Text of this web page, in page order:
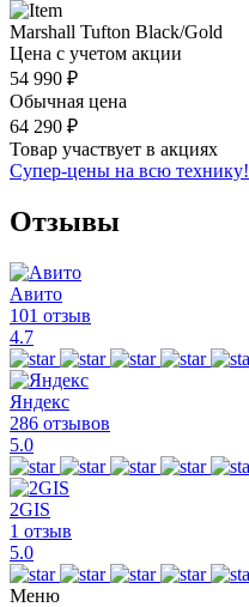
Marshall Tufton Black/Gold
Цена с учетом акции
54 990 ₽
Обычная цена
64 290 ₽
Товар участвует в акциях
Супер-цены на всю технику!
Отзывы
Авито
101 отзыв
4.7
Яндекс
286 отзывов
5.0
2GIS
1 отзыв
5.0
Меню